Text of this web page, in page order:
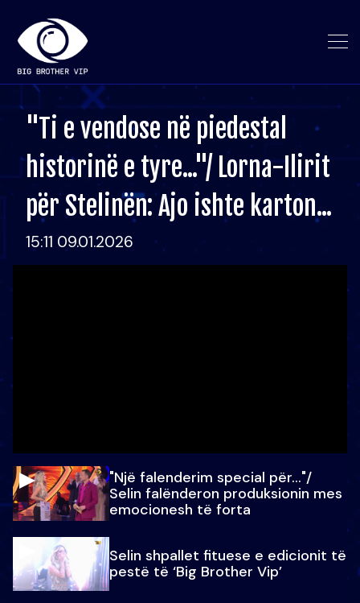
"Ti e vendose në piedestal
historinë e tyre..."/ Lorna-Ilirit
për Stelinën: Ajo ishte karton...
15:11 09.01.2026
"Një falenderim special për…"/
Selin falënderon produksionin mes
emocionesh të forta
Selin shpallet fituese e edicionit të
pestë të ‘Big Brother Vip’